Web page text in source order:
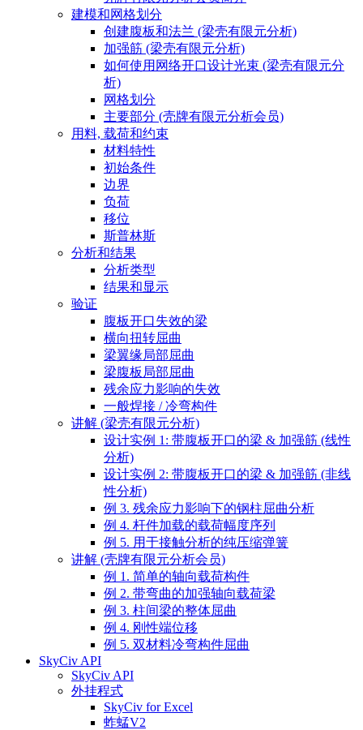
建模和网格划分
创建腹板和法兰 (梁壳有限元分析)
加强筋 (梁壳有限元分析)
如何使用网络开口设计光束 (梁壳有限元分
析)
网格划分
主要部分 (壳牌有限元分析会员)
用料, 载荷和约束
材料特性
初始条件
边界
负荷
移位
斯普林斯
分析和结果
分析类型
结果和显示
验证
腹板开口失效的梁
横向扭转屈曲
梁翼缘局部屈曲
梁腹板局部屈曲
残余应力影响的失效
一般焊接 / 冷弯构件
讲解 (梁壳有限元分析)
设计实例 1: 带腹板开口的梁 & 加强筋 (线性
分析)
设计实例 2: 带腹板开口的梁 & 加强筋 (非线
性分析)
例 3. 残余应力影响下的钢柱屈曲分析
例 4. 杆件加载的载荷幅度序列
例 5. 用于接触分析的纯压缩弹簧
讲解 (壳牌有限元分析会员)
例 1. 简单的轴向载荷构件
例 2. 带弯曲的加强轴向载荷梁
例 3. 柱间梁的整体屈曲
例 4. 刚性端位移
例 5. 双材料冷弯构件屈曲
SkyCiv API
SkyCiv API
外挂程式
SkyCiv for Excel
蚱蜢V2